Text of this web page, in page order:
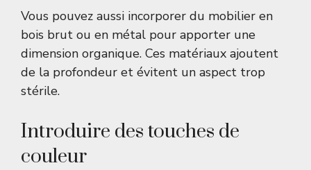
Vous pouvez aussi incorporer du mobilier en
bois brut ou en métal pour apporter une
dimension organique. Ces matériaux ajoutent
de la profondeur et évitent un aspect trop
stérile.
Introduire des touches de
couleur